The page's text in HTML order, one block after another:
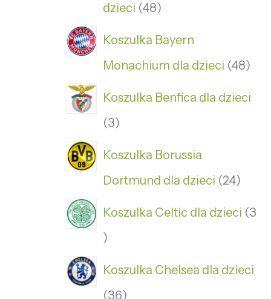
dzieci 48
Koszulka Bayern
Monachium dla dzieci 48
Koszulka Benfica dla dzieci
3
Koszulka Borussia
Dortmund dla dzieci 24
Koszulka Celtic dla dzieci 3
Koszulka Chelsea dla dzieci
36